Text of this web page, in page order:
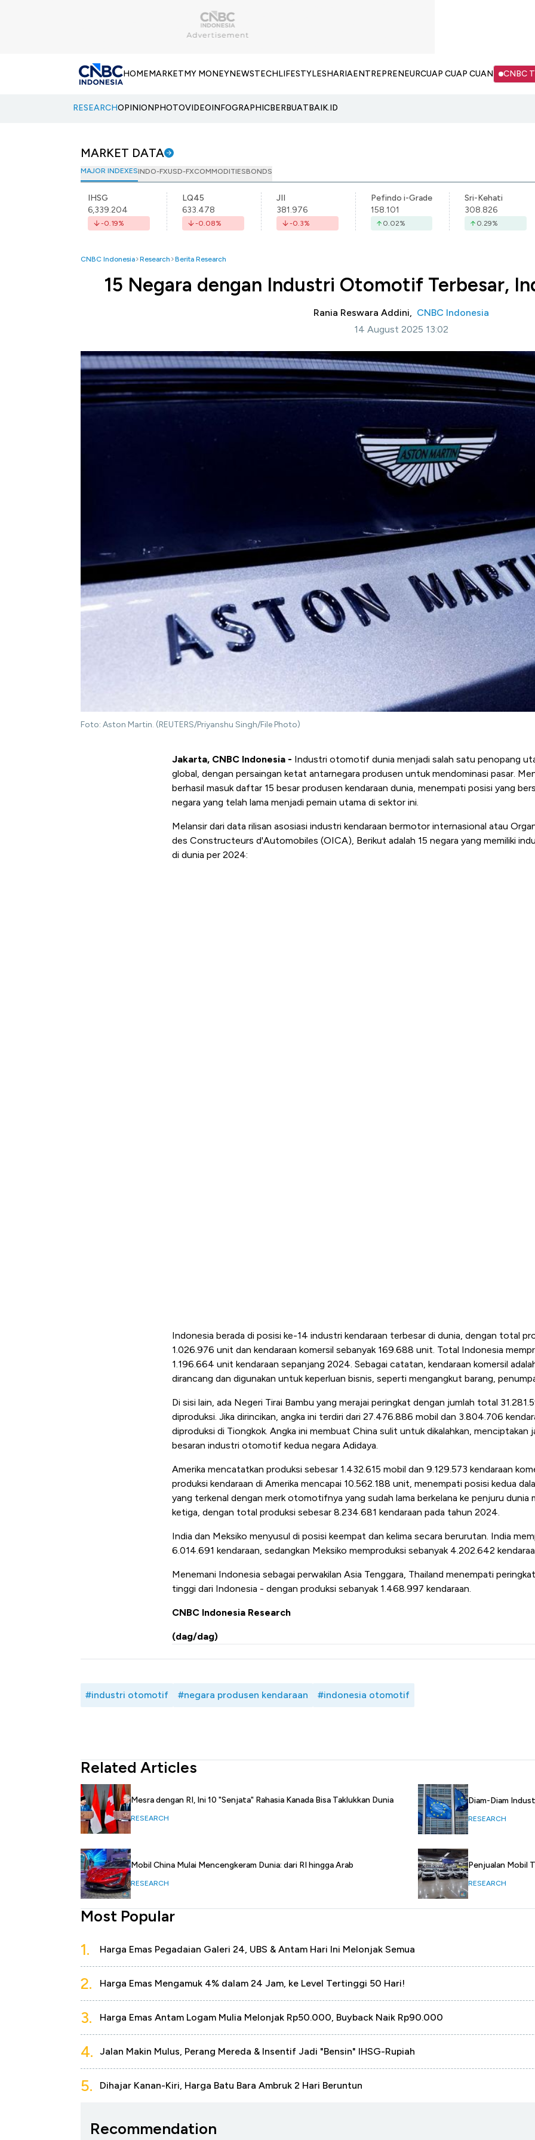
HOMEMARKETMY MONEYNEWSTECHLIFESTYLESHARIAENTREPRENEURCUAP CUAP CUAN CNBC
RESEARCHOPINIONPHOTOVIDEOINFOGRAPHICBERBUATBAIK.ID
MARKET DATA
MAJOR INDEXESINDO-FXUSD-FXCOMMODITIESBONDS
IHSG
6,339.204
-0.19%
LQ45
633.478
-0.08%
JII
381.976
-0.3%
Pefindo i-Grade
158.101
0.02%
Sri-Kehati
308.826
0.29%
CNBC Indonesia Research Berita Research
15 Negara dengan Industri Otomotif Terbesar,
Rania Reswara Addini, CNBC Indonesia
14 August 2025 13:02
Foto: Aston Martin. (REUTERS/Priyanshu Singh/File Photo)
Jakarta, CNBC Indonesia - Industri otomotif dunia menjadi salah satu penopang
global, dengan persaingan ketat antarnegara produsen untuk mendominasi pasar.
berhasil masuk daftar 15 besar produsen kendaraan dunia, menempati posisi yang
negara yang telah lama menjadi pemain utama di sektor ini.
Melansir dari data rilisan asosiasi industri kendaraan bermotor internasional atau
des Constructeurs d'Automobiles (OICA), Berikut adalah 15 negara yang memiliki
di dunia per 2024:
Indonesia berada di posisi ke-14 industri kendaraan terbesar di dunia, dengan total
1.026.976 unit dan kendaraan komersil sebanyak 169.688 unit. Total Indonesia
1.196.664 unit kendaraan sepanjang 2024. Sebagai catatan, kendaraan komersil
dirancang dan digunakan untuk keperluan bisnis, seperti mengangkut barang,
Di sisi lain, ada Negeri Tirai Bambu yang merajai peringkat dengan jumlah total
diproduksi. Jika dirincikan, angka ini terdiri dari 27.476.886 mobil dan 3.804.706
diproduksi di Tiongkok. Angka ini membuat China sulit untuk dikalahkan, menciptakan
besaran industri otomotif kedua negara Adidaya.
Amerika mencatatkan produksi sebesar 1.432.615 mobil dan 9.129.573 kendaraan
produksi kendaraan di Amerika mencapai 10.562.188 unit, menempati posisi kedua
yang terkenal dengan merk otomotifnya yang sudah lama berkelana ke penjuru dunia
ketiga, dengan total produksi sebesar 8.234.681 kendaraan pada tahun 2024.
India dan Meksiko menyusul di posisi keempat dan kelima secara berurutan. India
6.014.691 kendaraan, sedangkan Meksiko memproduksi sebanyak 4.202.642
Menemani Indonesia sebagai perwakilan Asia Tenggara, Thailand menempati
tinggi dari Indonesia - dengan produksi sebanyak 1.468.997 kendaraan.
CNBC Indonesia Research
(dag/dag)
#industri otomotif #negara produsen kendaraan #indonesia otomotif
Related Articles
Mesra dengan RI, Ini 10 "Senjata" Rahasia Kanada Bisa Taklukkan Dunia
RESEARCH
Mobil China Mulai Mencengkeram Dunia: dari RI hingga Arab
RESEARCH
Diam-Diam
RESEARCH
Penjualan Mobil
RESEARCH
Most Popular
1.
Harga Emas Pegadaian Galeri 24, UBS & Antam Hari Ini Melonjak Semua
2. Harga Emas Mengamuk 4% dalam 24 Jam, ke Level Tertinggi 50 Hari!
3. Harga Emas Antam Logam Mulia Melonjak Rp50.000, Buyback Naik Rp90.000
4. Jalan Makin Mulus, Perang Mereda & Insentif Jadi "Bensin" IHSG-Rupiah
5. Dihajar Kanan-Kiri, Harga Batu Bara Ambruk 2 Hari Beruntun
Recommendation